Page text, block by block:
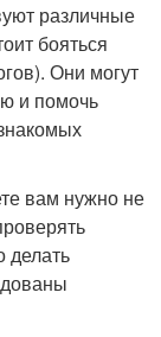
различные
бояться
Они могут
и помочь
вам нужно не
делать